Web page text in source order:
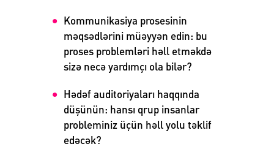
Kommunikasiya prosesinin
məqsədlərini müəyyən edin: bu
proses problemləri həll etməkdə
sizə necə yardımçı ola bilər?
Hədəf auditoriyaları haqqında
düşünün: hansı qrup insanlar
probleminiz üçün həll yolu təklif
edəcək?